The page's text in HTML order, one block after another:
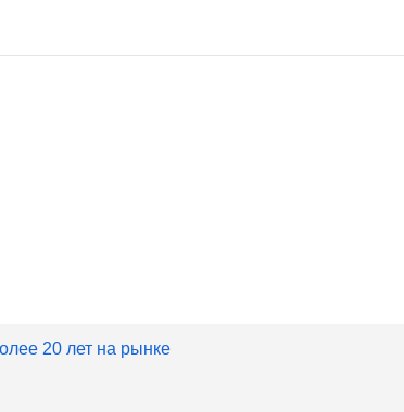
20 лет на рынке